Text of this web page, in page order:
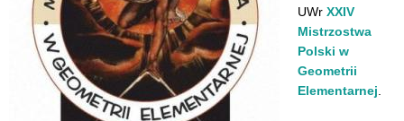
UWr XXIV
Mistrzostwa
Polski w
Geometrii
Elementarnej